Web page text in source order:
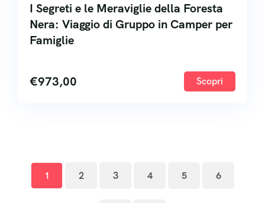
I Segreti e le Meraviglie della Foresta
Nera: Viaggio di Gruppo in Camper per
Famiglie
€973,00 Scopri
1 2 3 4 5 6